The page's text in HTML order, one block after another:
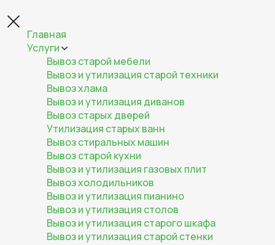
Главная
Услуги
Вывоз старой мебели
Вывоз и утилизация старой техники
Вывоз хлама
Вывоз и утилизация диванов
Вывоз старых дверей
Утилизация старых ванн
Вывоз стиральных машин
Вывоз старой кухни
Вывоз и утилизация газовых плит
Вывоз холодильников
Вывоз и утилизация пианино
Вывоз и утилизация столов
Вывоз и утилизация старого шкафа
Вывоз и утилизация старой стенки